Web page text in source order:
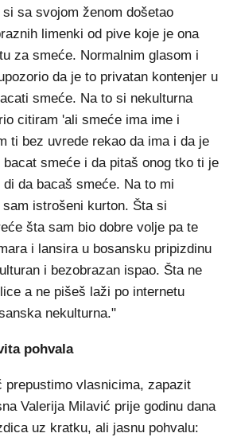
sa svojom ženom došetao
limenki od pive koje je ona
za smeće. Normalnim glasom i
da je to privatan kontenjer u
smeće. Na to si nekulturna
citiram 'ali smeće ima ime i
ti bez uvrede rekao da ima i da je
bacat smeće i da pitaš onog tko ti je
da bacaš smeće. Na to mi
istrošeni kurton. Šta si
šta sam bio dobre volje pa te
i lansira u bosansku pripizdinu
i bezobrazan ispao. Šta ne
a ne pišeš laži po internetu
nekulturna."
pohvala
prepustimo vlasnicima, zapazit
Valerija Milavić prije godinu dana
uz kratku, ali jasnu pohvalu: